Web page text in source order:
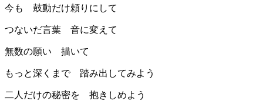
今も 鼓動だけ頼りにして
つないだ言葉 音に変えて
無数の願い 描いて
もっと深くまで 踏み出してみよう
二人だけの秘密を 抱きしめよう